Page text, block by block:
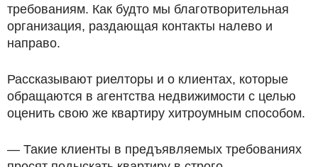
требованиям. Как будто мы благотворительная
организация, раздающая контакты налево и
направо.
Рассказывают риелторы и о клиентах, которые
обращаются в агентства недвижимости с целью
оценить свою же квартиру хитроумным способом.
— Такие клиенты в предъявляемых требованиях